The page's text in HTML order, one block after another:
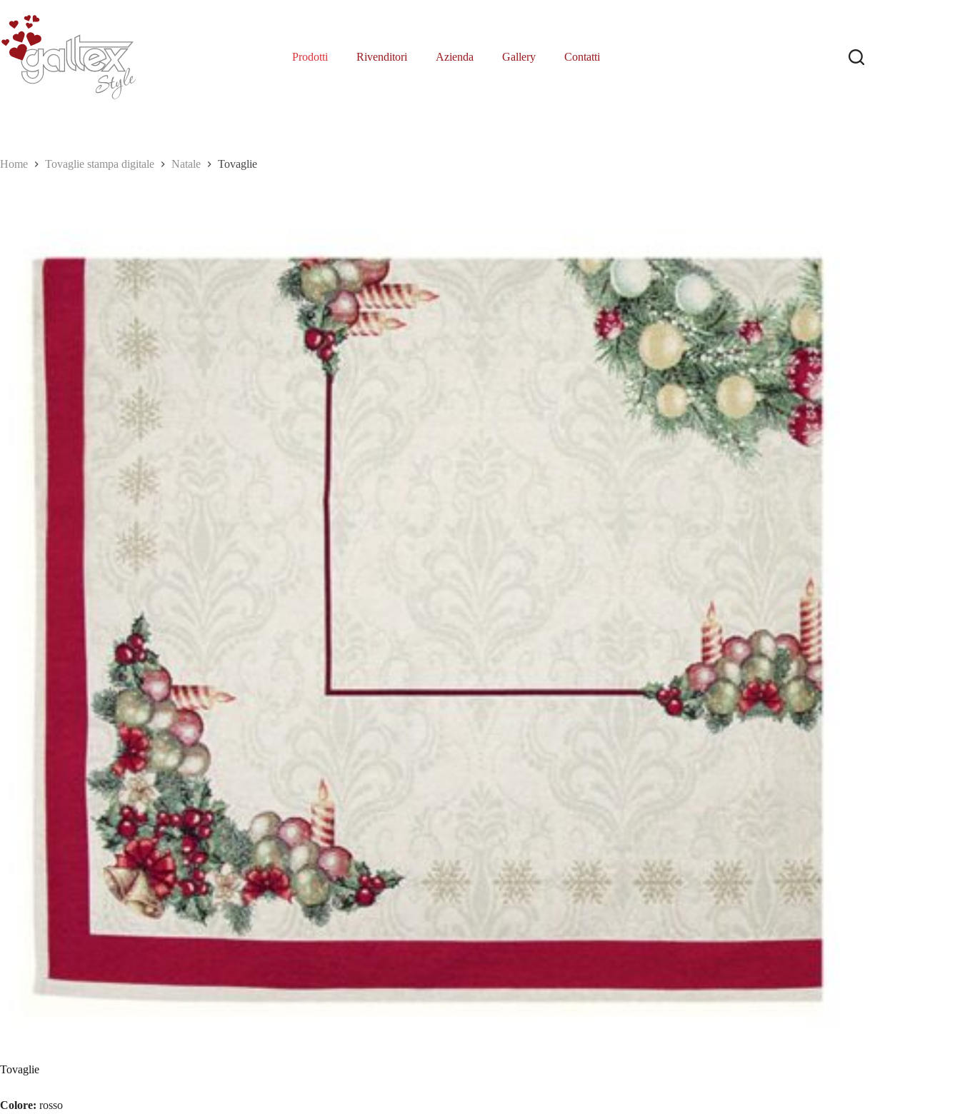
contenuto
Prodotti Rivenditori Azienda Gallery Contatti
Home Tovaglie stampa digitale Natale Tovaglie
Tovaglie
Colore: rosso